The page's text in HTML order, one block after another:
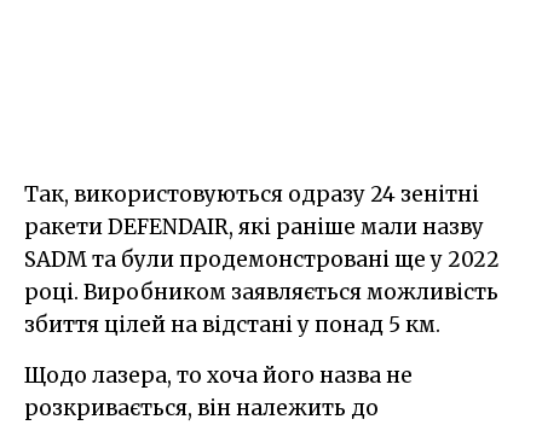
Так, використовуються одразу 24 зенітні
ракети DEFENDAIR, які раніше мали назву
SADM та були продемонстровані ще у 2022
році. Виробником заявляється можливість
збиття цілей на відстані у понад 5 км.
Щодо лазера, то хоча його назва не
розкривається, він належить до